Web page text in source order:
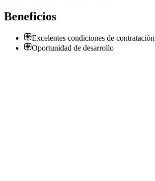
Beneficios
Excelentes condiciones de contratación
Oportunidad de desarrollo